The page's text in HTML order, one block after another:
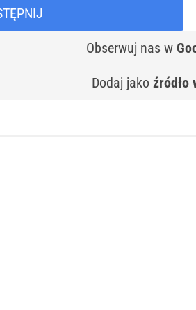
Obserwuj nas w
Dodaj jako źródło